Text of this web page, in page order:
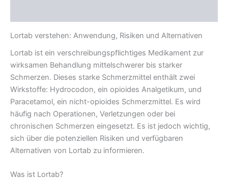
Lortab verstehen: Anwendung, Risiken und Alternativen
Lortab ist ein verschreibungspflichtiges Medikament zur
wirksamen Behandlung mittelschwerer bis starker
Schmerzen. Dieses starke Schmerzmittel enthält zwei
Wirkstoffe: Hydrocodon, ein opioides Analgetikum, und
Paracetamol, ein nicht-opioides Schmerzmittel. Es wird
häufig nach Operationen, Verletzungen oder bei
chronischen Schmerzen eingesetzt. Es ist jedoch wichtig,
sich über die potenziellen Risiken und verfügbaren
Alternativen von Lortab zu informieren.
Was ist Lortab?